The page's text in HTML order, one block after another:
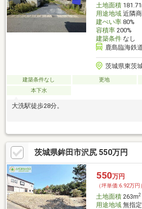
土地面積
用途地域近隣
建ぺい率80%
容積率200%
建築条件なし
鹿島臨海鉄
茨城県東茨
建築条件なし 更地
本下水
大洗駅徒歩28分。
茨城県鉾田市沢尻 550万円
550万円
（坪単価:6.92万円）
土地面積263m2
用途地域無指定